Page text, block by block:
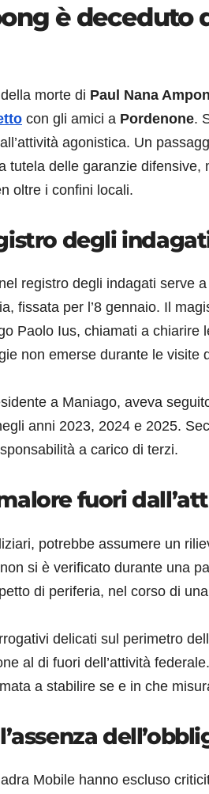
è deceduto
morte di Paul Nana
con gli amici a Pordenone.
agonistica. Un
tutela delle garanzie
oltre i confini locali.
degli
registro degli indagati serve
fissata per l’8 gennaio. Il
Paolo Ius, chiamati a chiarire
non emerse durante le visite
a Maniago, aveva
anni 2023, 2024 e 2025.
a carico di terzi.
fuori
potrebbe assumere un
si è verificato durante una
di periferia, nel corso di
delicati sul perimetro
al di fuori dell’attività
a stabilire se e in che
Mobile hanno escluso